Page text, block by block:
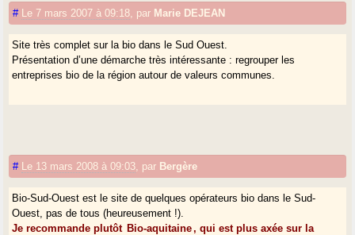
# Le 7 mars 2007 à 09:18 par Marie DEJEAN
Site très complet sur la bio dans le Sud Ouest.
Présentation d’une démarche très intéressante : regrouper les
entreprises bio de la région autour de valeurs communes.
# Le 13 mars 2008 à 09:03 par Bergère
Bio-Sud-Ouest est le site de quelques opérateurs bio dans le Sud-
Ouest, pas de tous (heureusement !).
Je recommande plutôt Bio-aquitaine, qui est plus axée sur la